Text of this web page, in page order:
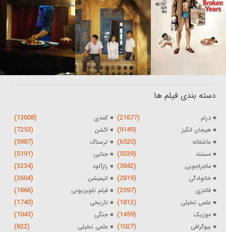
دسته بندی فیلم ها
درام (21677) کمدی (13008)
هیجان انگیز (9149) اکشن (7253)
عاشقانه (6520) ترسناک (5987)
مستند (5539) جنایی (5191)
ماجراجویی (3842) رازآلود (3234)
خانوادگی (2819) انیمیشن (2604)
فانتزی (2597) فیلم تلویزیونی (1866)
علمی تخیلی (1812) تاریخی (1740)
موزیک (1459) جنگی (1043)
بیوگرافی (1027) علمی تخیلی (822)